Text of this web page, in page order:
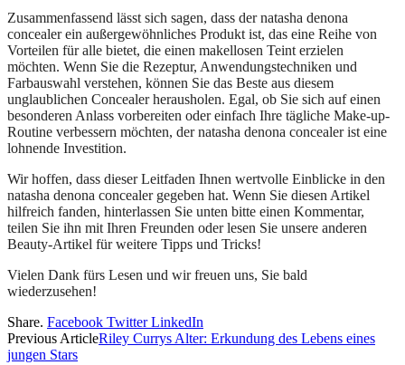
Zusammenfassend lässt sich sagen, dass der natasha denona
concealer ein außergewöhnliches Produkt ist, das eine Reihe von
Vorteilen für alle bietet, die einen makellosen Teint erzielen
möchten. Wenn Sie die Rezeptur, Anwendungstechniken und
Farbauswahl verstehen, können Sie das Beste aus diesem
unglaublichen Concealer herausholen. Egal, ob Sie sich auf einen
besonderen Anlass vorbereiten oder einfach Ihre tägliche Make-up-
Routine verbessern möchten, der natasha denona concealer ist eine
lohnende Investition.
Wir hoffen, dass dieser Leitfaden Ihnen wertvolle Einblicke in den
natasha denona concealer gegeben hat. Wenn Sie diesen Artikel
hilfreich fanden, hinterlassen Sie unten bitte einen Kommentar,
teilen Sie ihn mit Ihren Freunden oder lesen Sie unsere anderen
Beauty-Artikel für weitere Tipps und Tricks!
Vielen Dank fürs Lesen und wir freuen uns, Sie bald
wiederzusehen!
Share. Facebook Twitter LinkedIn
Previous ArticleRiley Currys Alter: Erkundung des Lebens eines
jungen Stars